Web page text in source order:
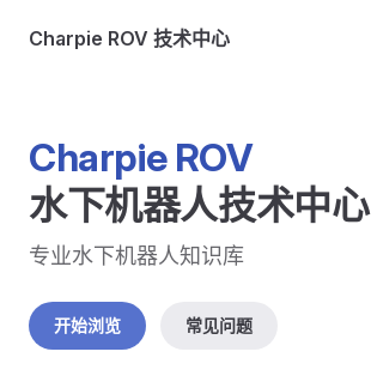
Skip to content
Charpie ROV 技术中心
Charpie ROV
水下机器人技术中心
专业水下机器人知识库
开始浏览 常见问题